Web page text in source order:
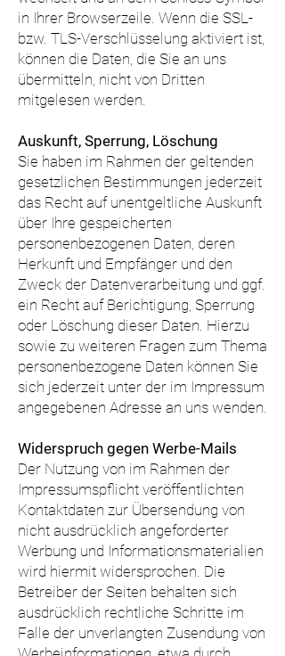
in Ihrer Browserzeile. Wenn die SSL-
bzw. TLS-Verschlüsselung aktiviert ist,
können die Daten, die Sie an uns
übermitteln, nicht von Dritten
mitgelesen werden.
Auskunft, Sperrung, Löschung
Sie haben im Rahmen der geltenden
gesetzlichen Bestimmungen jederzeit
das Recht auf unentgeltliche Auskunft
über Ihre gespeicherten
personenbezogenen Daten, deren
Herkunft und Empfänger und den
Zweck der Datenverarbeitung und ggf.
ein Recht auf Berichtigung, Sperrung
oder Löschung dieser Daten. Hierzu
sowie zu weiteren Fragen zum Thema
personenbezogene Daten können Sie
sich jederzeit unter der im Impressum
angegebenen Adresse an uns wenden.
Widerspruch gegen Werbe-Mails
Der Nutzung von im Rahmen der
Impressumspflicht veröffentlichten
Kontaktdaten zur Übersendung von
nicht ausdrücklich angeforderter
Werbung und Informationsmaterialien
wird hiermit widersprochen. Die
Betreiber der Seiten behalten sich
ausdrücklich rechtliche Schritte im
Falle der unverlangten Zusendung von